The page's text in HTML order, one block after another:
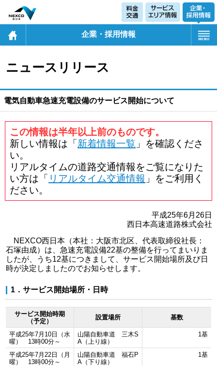
企業・採用情報
ニュースリリース
電気自動車急速充電設備のサービス開始について
この情報は半年以上前のものです。
新しい情報は「 新着情報一覧 」を確認くださ
い。
リアルタイムの道路交通情報をご覧になりた
い方は「 リアルタイム交通情報 」をご利用く
ださい。
平成25年6月26日
西日本高速道路株式会社
NEXCO西日本（本社：大阪市北区、代表取締役社長：
石塚由成）は、急速充電設備22基の整備を行ってまいりま
したが、うち12基につきまして、サービス開始場所及び日
時が決定しましたのでお知らせします。
1．サービス開始場所・日時
サービス開始時期
（予定）
設置場所 基数
平成25年7月10日（水
曜） 13時00分～
山陽自動車道 三木S
A（上り線）
1基
平成25年7月22日（月
曜） 13時00分～
山陽自動車道 福石P
A（下り線）
1基